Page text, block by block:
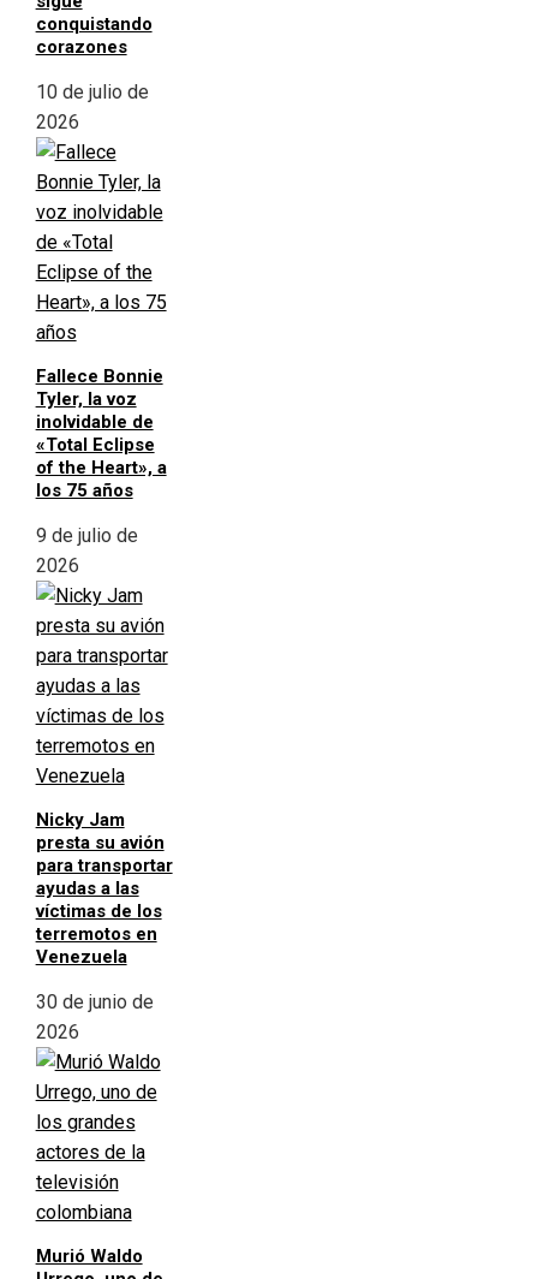
conquistando
corazones
10 de julio de
2026
Fallece Bonnie
Tyler, la voz
inolvidable de
«Total Eclipse
of the Heart», a
los 75 años
9 de julio de
2026
Nicky Jam
presta su avión
para transportar
ayudas a las
víctimas de los
terremotos en
Venezuela
30 de junio de
2026
Murió Waldo